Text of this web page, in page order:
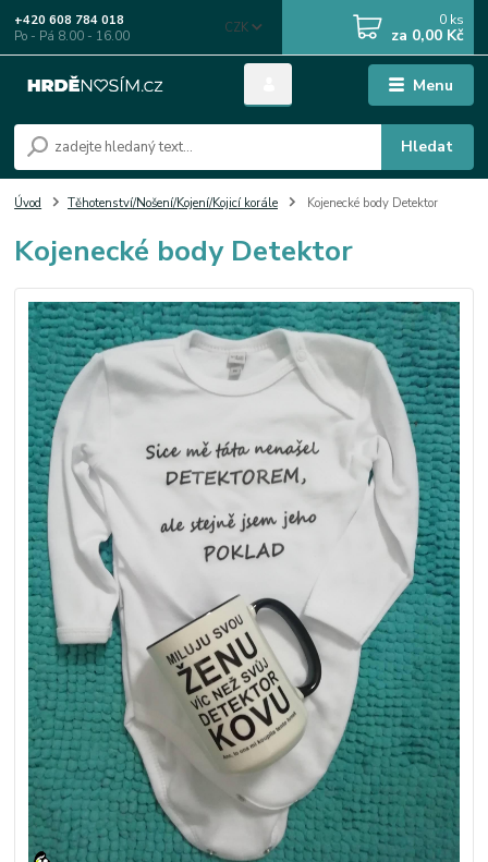
Menu
CZK
Hledat
+420 608 784 018
Po - Pá 8.00 - 16.00
0 ks
za 0,00 Kč
Úvod Těhotenství/Nošení/Kojení/Kojicí korále Kojenecké body Detektor
Kojenecké body Detektor